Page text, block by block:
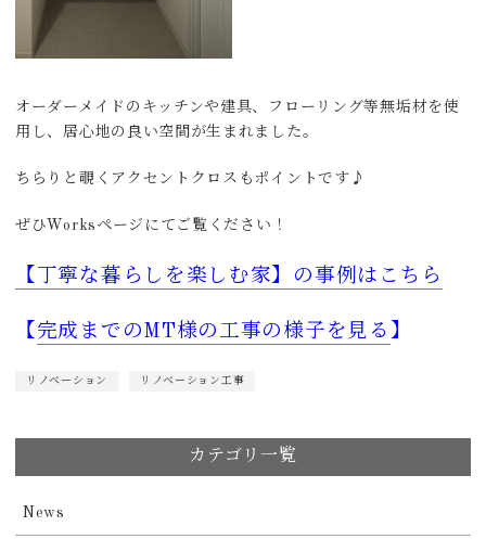
オーダーメイドのキッチンや建具、フローリング等無垢材を使
用し、居心地の良い空間が生まれました。
ちらりと覗くアクセントクロスもポイントです♪
ぜひWorksページにてご覧ください！
【丁寧な暮らしを楽しむ家】の事例はこちら
【 完成までのMT様の工事の様子を見る 】
リノベーション リノベーション工事
カテゴリ一覧
News